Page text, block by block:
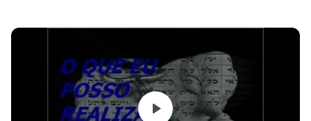
-4 Elementos e os 4 Arcanjos
- YHVH e os 72 Shem